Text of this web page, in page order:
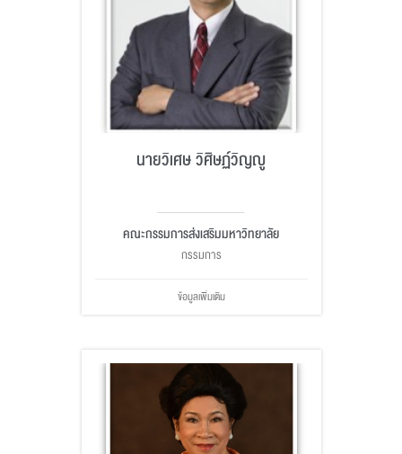
นายวิเศษ วิศิษฏ์วิญญู
คณะกรรมการส่งเสริมมหาวิทยาลัย
กรรมการ
ข้อมูลเพิ่มเติม